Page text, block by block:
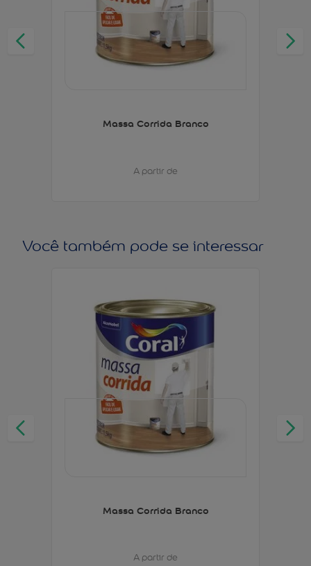
Massa Corrida Branco
A partir de
Você também pode se interessar
Massa Corrida Branco
A partir de